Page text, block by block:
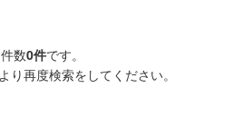
数0件です。
り再度検索をしてください。